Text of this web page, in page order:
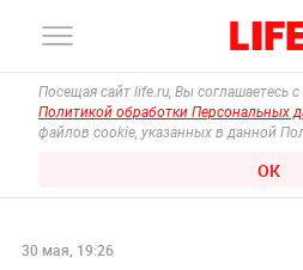
Посещая сайт life.ru, Вы соглашаетесь
Политикой обработки Персональных
файлов cookie, указанных в данной
ОК
30 мая, 19:26